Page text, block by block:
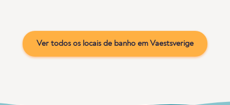
Ver todos os locais de banho em Vaestsverige